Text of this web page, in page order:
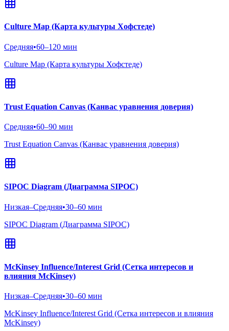
Culture Map (Карта культуры Хофстеде)
Средняя•60–120 мин
Culture Map (Карта культуры Хофстеде)
Trust Equation Canvas (Канвас уравнения доверия)
Средняя•60–90 мин
Trust Equation Canvas (Канвас уравнения доверия)
SIPOC Diagram (Диаграмма SIPOC)
Низкая–Средняя•30–60 мин
SIPOC Diagram (Диаграмма SIPOC)
McKinsey Influence/Interest Grid (Сетка интересов и
влияния McKinsey)
Низкая–Средняя•30–60 мин
McKinsey Influence/Interest Grid (Сетка интересов и влияния
McKinsey)